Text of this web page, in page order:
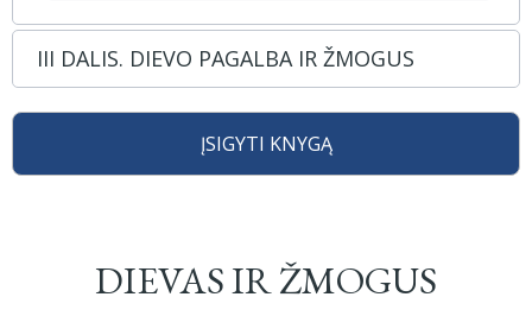
III DALIS. DIEVO PAGALBA IR ŽMOGUS
ĮSIGYTI KNYGĄ
DIEVAS IR ŽMOGUS